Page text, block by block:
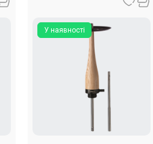
У наявності